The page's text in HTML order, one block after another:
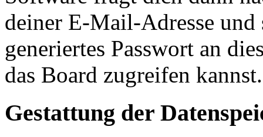
deiner E-Mail-Adresse und
generiertes Passwort an
das Board zugreifen kannst.
Gestattung der